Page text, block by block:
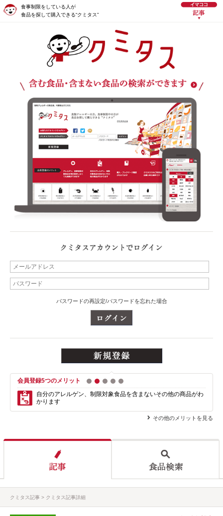
食事制限をしている人が
食品を探して購入できる“クミタス”
パスワードの再設定/パスワードを忘れた場合
会員登録5つのメリット 1 2 3 4
自分のアレルゲン、制限対象食品を含まないその他の商品がわ
かります
その他のメリットを見る
クミタス記事 クミタス記事詳細